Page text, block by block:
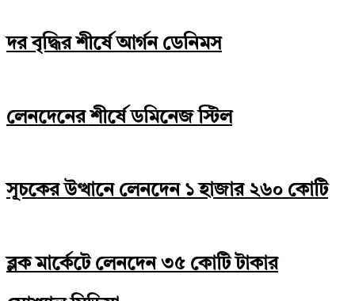
দর বৃদ্ধির শীর্ষে আর্গন ডেনিমস
লেনদেনের শীর্ষে ডমিনেজ স্টিল
সূচকের উত্থানে লেনদেন ১ হাজার ২৬০ কোটি
ব্লক মার্কেটে লেনদেন ৩৫ কোটি টাকার